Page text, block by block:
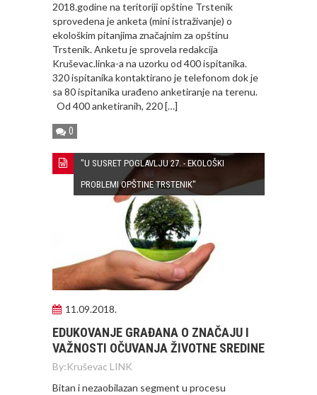
2018.godine na teritoriji opštine Trstenik
sprovedena je anketa (mini istraživanje) o
ekološkim pitanjima značajnim za opštinu
Trstenik. Anketu je sprovela redakcija
Kruševac.linka-a na uzorku od 400 ispitanika.
320 ispitanika kontaktirano je telefonom dok je
sa 80 ispitanika urađeno anketiranje na terenu.
Od 400 anketiranih, 220 […]
0
"U SUSRET POGLAVLJU 27. - EKOLOŠKI
PROBLEMI OPŠTINE TRSTENIK"
11.09.2018.
EDUKOVANJE GRAĐANA O ZNAČAJU I
VAŽNOSTI OČUVANJA ŽIVOTNE SREDINE
By:Kruševac LINK
Bitan i nezaobilazan segment u procesu